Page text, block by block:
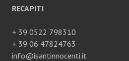
RECAPITI
+ 39 0522 798310
+ 39 06 47824763
info@isantinnocenti.it